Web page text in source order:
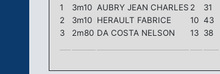
1 3m10 AUBRY JEAN CHARLES 2 31
2
3m10 HERAULT FABRICE 10 43
3
2m80 DA COSTA NELSON 13 38